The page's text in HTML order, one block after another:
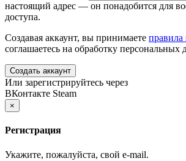
настоящий адрес — он понадобится для
доступа.
Создавая аккаунт, вы принимаете правила
соглашаетесь на обработку персональных
Создать аккаунт
Или зарегистрируйтесь через
ВКонтакте Steam
×
Регистрация
Укажите, пожалуйста, свой e-mail.